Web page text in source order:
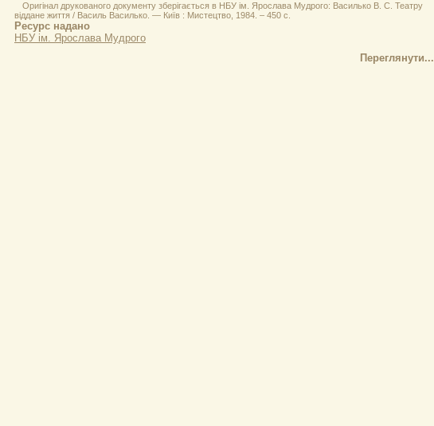
Оригінал друкованого документу зберігається в НБУ ім. Ярослава Мудрого: Василько В. С. Театру
віддане життя / Василь Василько. — Київ : Мистецтво, 1984. – 450 с.
Ресурс надано
НБУ ім. Ярослава Мудрого
Переглянути...